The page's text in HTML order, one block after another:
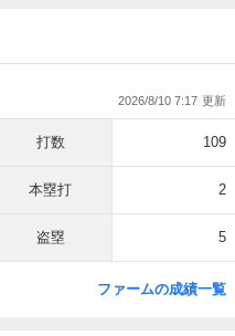
2026/8/10 7:17
打数 109
本塁打 2
盗塁 5
ファームの成績一覧